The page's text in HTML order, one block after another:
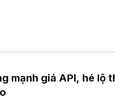
mạnh giá API, hé lộ